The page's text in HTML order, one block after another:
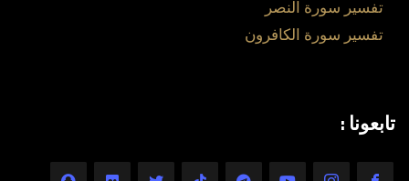
تفسير سورة النصر
تفسير سورة الكافرون
تابعونا :